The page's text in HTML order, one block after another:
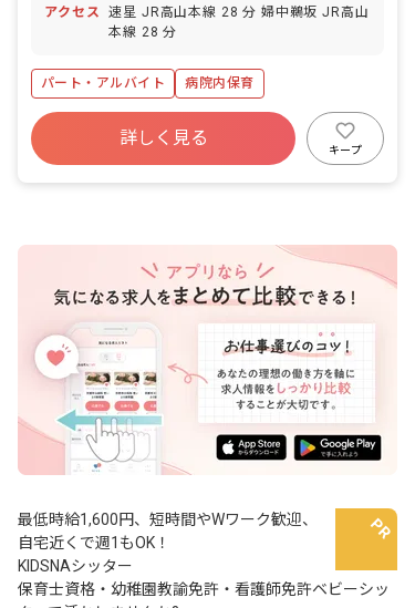
アクセス
速星 JR高山本線 28 分 婦中鵜坂 JR高山
本線 28 分
パート・アルバイト 病院内保育
詳しく見る
キープ
最低時給1,600円、短時間やWワーク歓迎、
自宅近くで週1もOK！
KIDSNAシッター
保育士資格・幼稚園教諭免許・看護師免許ベビーシッ